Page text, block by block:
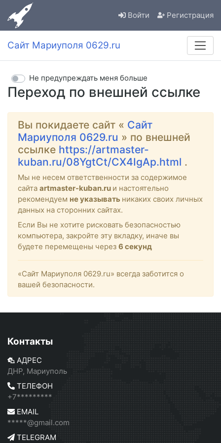
Войти Регистрация
Сайт Мариуполя 0629.ru
Переход по внешней ссылке
Не предупреждать меня больше
Вы покидаете сайт « Сайт
Мариуполя 0629.ru » по внешней
ссылке https://artmaster-
kuban.ru/08YgtCt/CX4IgAp.html .
Мы не несем ответственности за содержимое
сайта artmaster-kuban.ru и настоятельно
рекомендуем не указывать никаких своих личных
данных на сторонних сайтах.
Если Вы не хотите рисковать безопасностью
компьютера, закройте эту вкладку, иначе вы
будете перемещены через 6 секунд
«Сайт Мариуполя 0629.ru» всегда заботится о
вашей безопасности.
Контакты
АДРЕС
ДНР, Мариуполь
ТЕЛЕФОН
+7*********
EMAIL
*****@gmail.com
TELEGRAM